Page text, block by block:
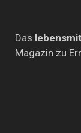
Das
Magazin zu